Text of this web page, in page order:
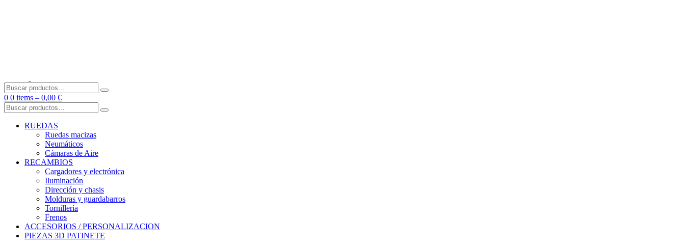
Buscar
por:
0 0 items – 0,00 €
Buscar
por:
RUEDAS
Ruedas macizas
Neumáticos
Cámaras de Aire
RECAMBIOS
Cargadores y electrónica
Iluminación
Dirección y chasis
Molduras y guardabarros
Tornillería
Frenos
ACCESORIOS / PERSONALIZACION
PIEZAS 3D PATINETE